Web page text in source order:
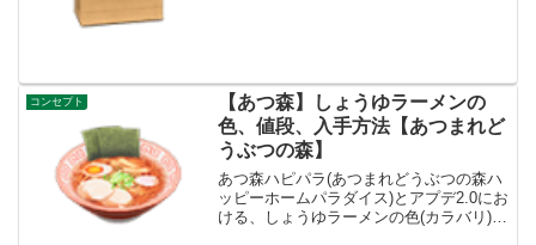
コンセプト
【あつ森】しょうゆラーメンの
色、値段、入手方法【あつまれど
うぶつの森】
あつ森ハピパラ(あつまれどうぶつの森ハ
ッピーホームパラダイス)とアプデ2.0にお
ける、しょうゆラーメンの色(カラバリ)と